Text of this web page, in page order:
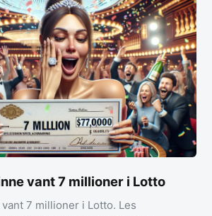
vant 7 millioner i Lotto
7 millioner i Lotto. Les